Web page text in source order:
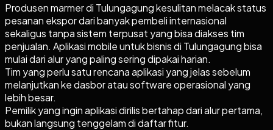
Produsen marmer di Tulungagung kesulitan melacak status
pesanan ekspor dari banyak pembeli internasional
sekaligus tanpa sistem terpusat yang bisa diakses tim
penjualan. Aplikasi mobile untuk bisnis di Tulungagung bisa
mulai dari alur yang paling sering dipakai harian.
Tim yang perlu satu rencana aplikasi yang jelas sebelum
melanjutkan ke dasbor atau software operasional yang
lebih besar.
Pemilik yang ingin aplikasi dirilis bertahap dari alur pertama,
bukan langsung tenggelam di daftar fitur.